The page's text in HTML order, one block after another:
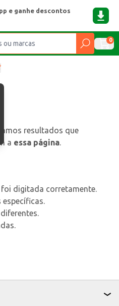
e ganhe descontos
0
resultados que
a essa página.
digitada corretamente.
específicas.